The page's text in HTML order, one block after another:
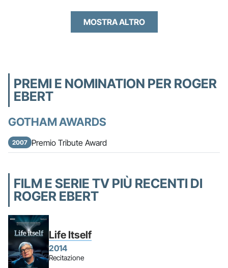
MOSTRA ALTRO
PREMI E NOMINATION PER ROGER
EBERT
GOTHAM AWARDS
2007 Premio Tribute Award
FILM E SERIE TV PIÙ RECENTI DI
ROGER EBERT
Life Itself
2014
Recitazione